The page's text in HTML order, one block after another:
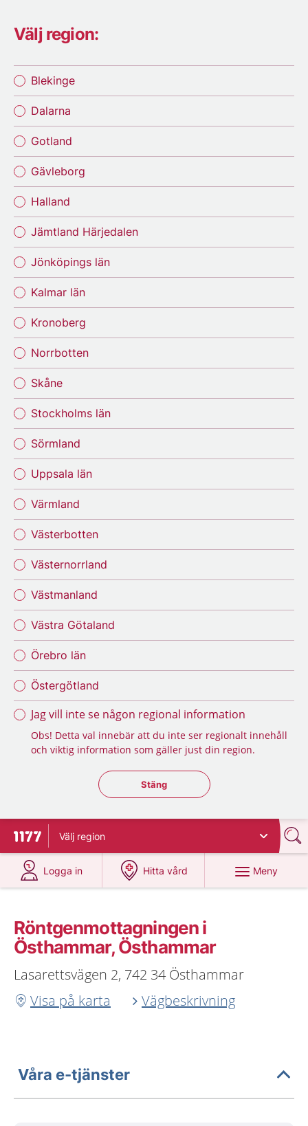
Välj region:
Blekinge
Dalarna
Gotland
Gävleborg
Halland
Jämtland Härjedalen
Jönköpings län
Kalmar län
Kronoberg
Norrbotten
Skåne
Stockholms län
Sörmland
Uppsala län
Värmland
Västerbotten
Västernorrland
Västmanland
Västra Götaland
Örebro län
Östergötland
Jag vill inte se någon regional information
Obs! Detta val innebär att du inte ser regionalt innehåll
och viktig information som gäller just din region.
Stäng regionsväljaren
Stäng
Till startsidan för 1177
Välj region
Logga in
på 1177.se
Hitta vård
på 1177.se
Meny
Röntgenmottagningen i
Östhammar, Östhammar
Lasarettsvägen 2, 742 34 Östhammar
Visa på karta
Vägbeskrivning
Våra e-tjänster